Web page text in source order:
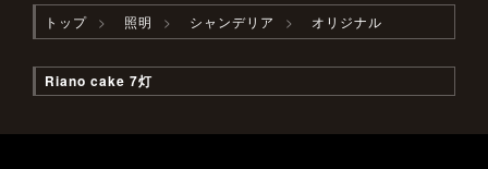
トップ 照明 シャンデリア オリジナル
Riano cake 7灯